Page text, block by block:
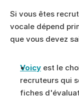
Si vous êtes
vocale dépend
que vous devez
Voicy est le
recruteurs qui
fiches